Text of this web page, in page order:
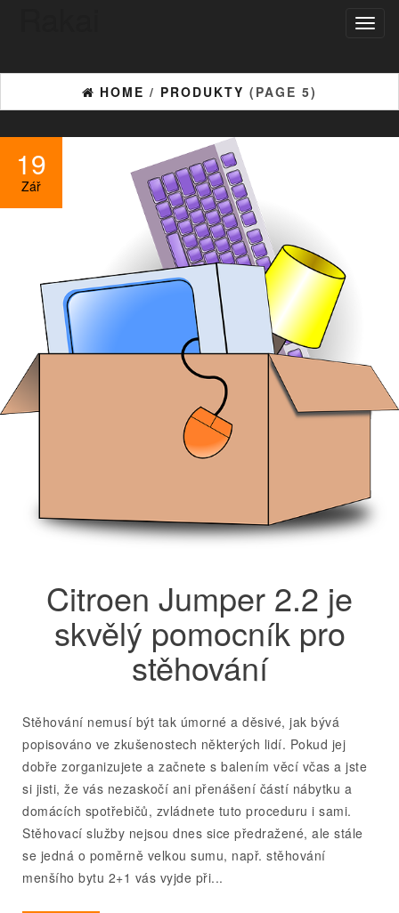
HOME / PRODUKTY (PAGE 5)
19
Zář
Citroen Jumper 2.2 je
skvělý pomocník pro
stěhování
Stěhování nemusí být tak úmorné a děsivé, jak bývá
popisováno ve zkušenostech některých lidí. Pokud jej
dobře zorganizujete a začnete s balením věcí včas a jste
si jisti, že vás nezaskočí ani přenášení částí nábytku a
domácích spotřebičů, zvládnete tuto proceduru i sami.
Stěhovací služby nejsou dnes sice předražené, ale stále
se jedná o poměrně velkou sumu, např. stěhování
menšího bytu 2+1 vás vyjde při...